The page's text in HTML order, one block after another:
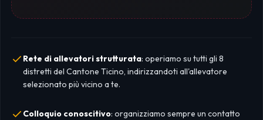
Rete di allevatori strutturata: operiamo su tutti gli 8
distretti del Cantone Ticino, indirizzandoti all'allevatore
selezionato più vicino a te.
Colloquio conoscitivo: organizziamo sempre un contatto